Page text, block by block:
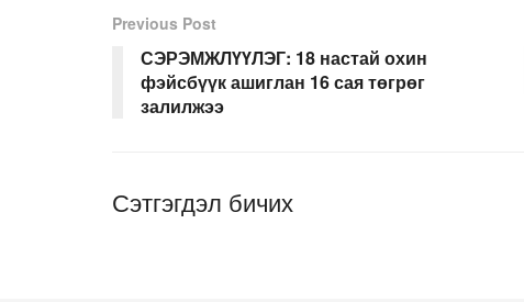
Previous Post
СЭРЭМЖЛҮҮЛЭГ: 18 настай охин
фэйсбүүк ашиглан 16 сая төгрөг
залилжээ
Сэтгэгдэл бичих